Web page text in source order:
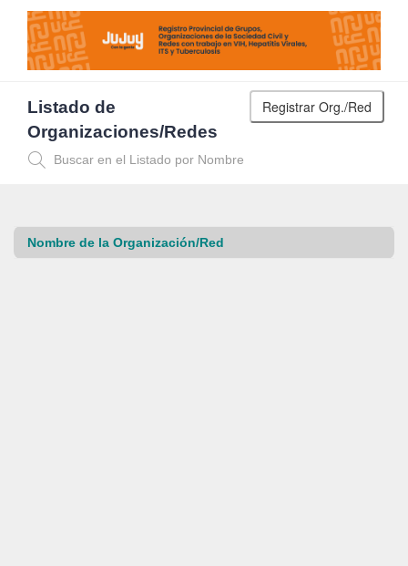
Listado de
Organizaciones/Redes
Nombre de la Organización/Red